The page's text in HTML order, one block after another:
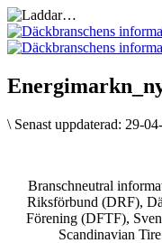
\ Senast uppdaterad: 29-
Branschneutral
Riksförbund (DRF),
Förening (DFTF),
Scandinavian